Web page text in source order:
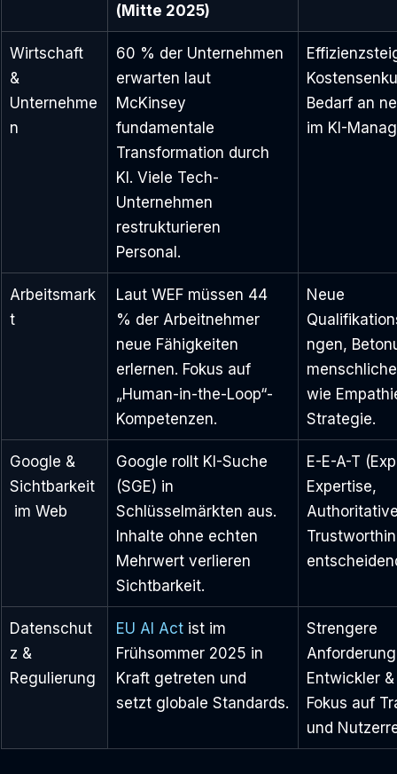
(Mitte 2025)
Wirtschaft
&
Unternehme
n
60 % der Unternehmen
erwarten laut
McKinsey
fundamentale
Transformation durch
KI. Viele Tech-
Unternehmen
restrukturieren
Personal.
Bedarf an
im KI-
Arbeitsmark
t
Laut WEF müssen 44
% der Arbeitnehmer
neue Fähigkeiten
erlernen. Fokus auf
„Human-in-the-Loop“-
Kompetenzen.
Neue
ngen,
wie
Strategie.
Google &
Sichtbarkeit
im Web
Google rollt KI-Suche
(SGE) in
Schlüsselmärkten aus.
Inhalte ohne echten
Mehrwert verlieren
Sichtbarkeit.
E-E-A-T
Expertise,
Datenschut
z &
Regulierung
EU AI Act ist im
Frühsommer 2025 in
Kraft getreten und
setzt globale Standards.
Strengere
Entwickler
Fokus auf
und